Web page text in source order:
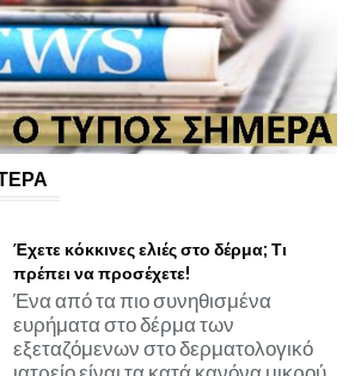
Έχετε κόκκινες ελιές στο δέρμα; Τι
πρέπει να προσέχετε!
Ένα από τα πιο συνηθισμένα
ευρήματα στο δέρμα των
εξεταζόμενων στο δερματολογικό